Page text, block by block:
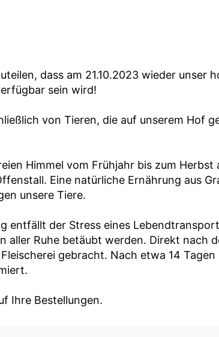
dass am 21.10.2023 wieder unser
sein wird!
von Tieren, die auf unserem Hof
Himmel vom Frühjahr bis zum
Eine natürliche Ernährung aus
unsere Tiere.
entfällt der Stress eines
aller Ruhe betäubt werden. Direkt nach
gebracht. Nach etwa 14
Ihre Bestellungen.